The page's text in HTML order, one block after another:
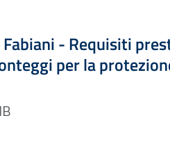
- Requisiti
per la
Formato PDF — Dimensione 3.56 MB
3.56 MB